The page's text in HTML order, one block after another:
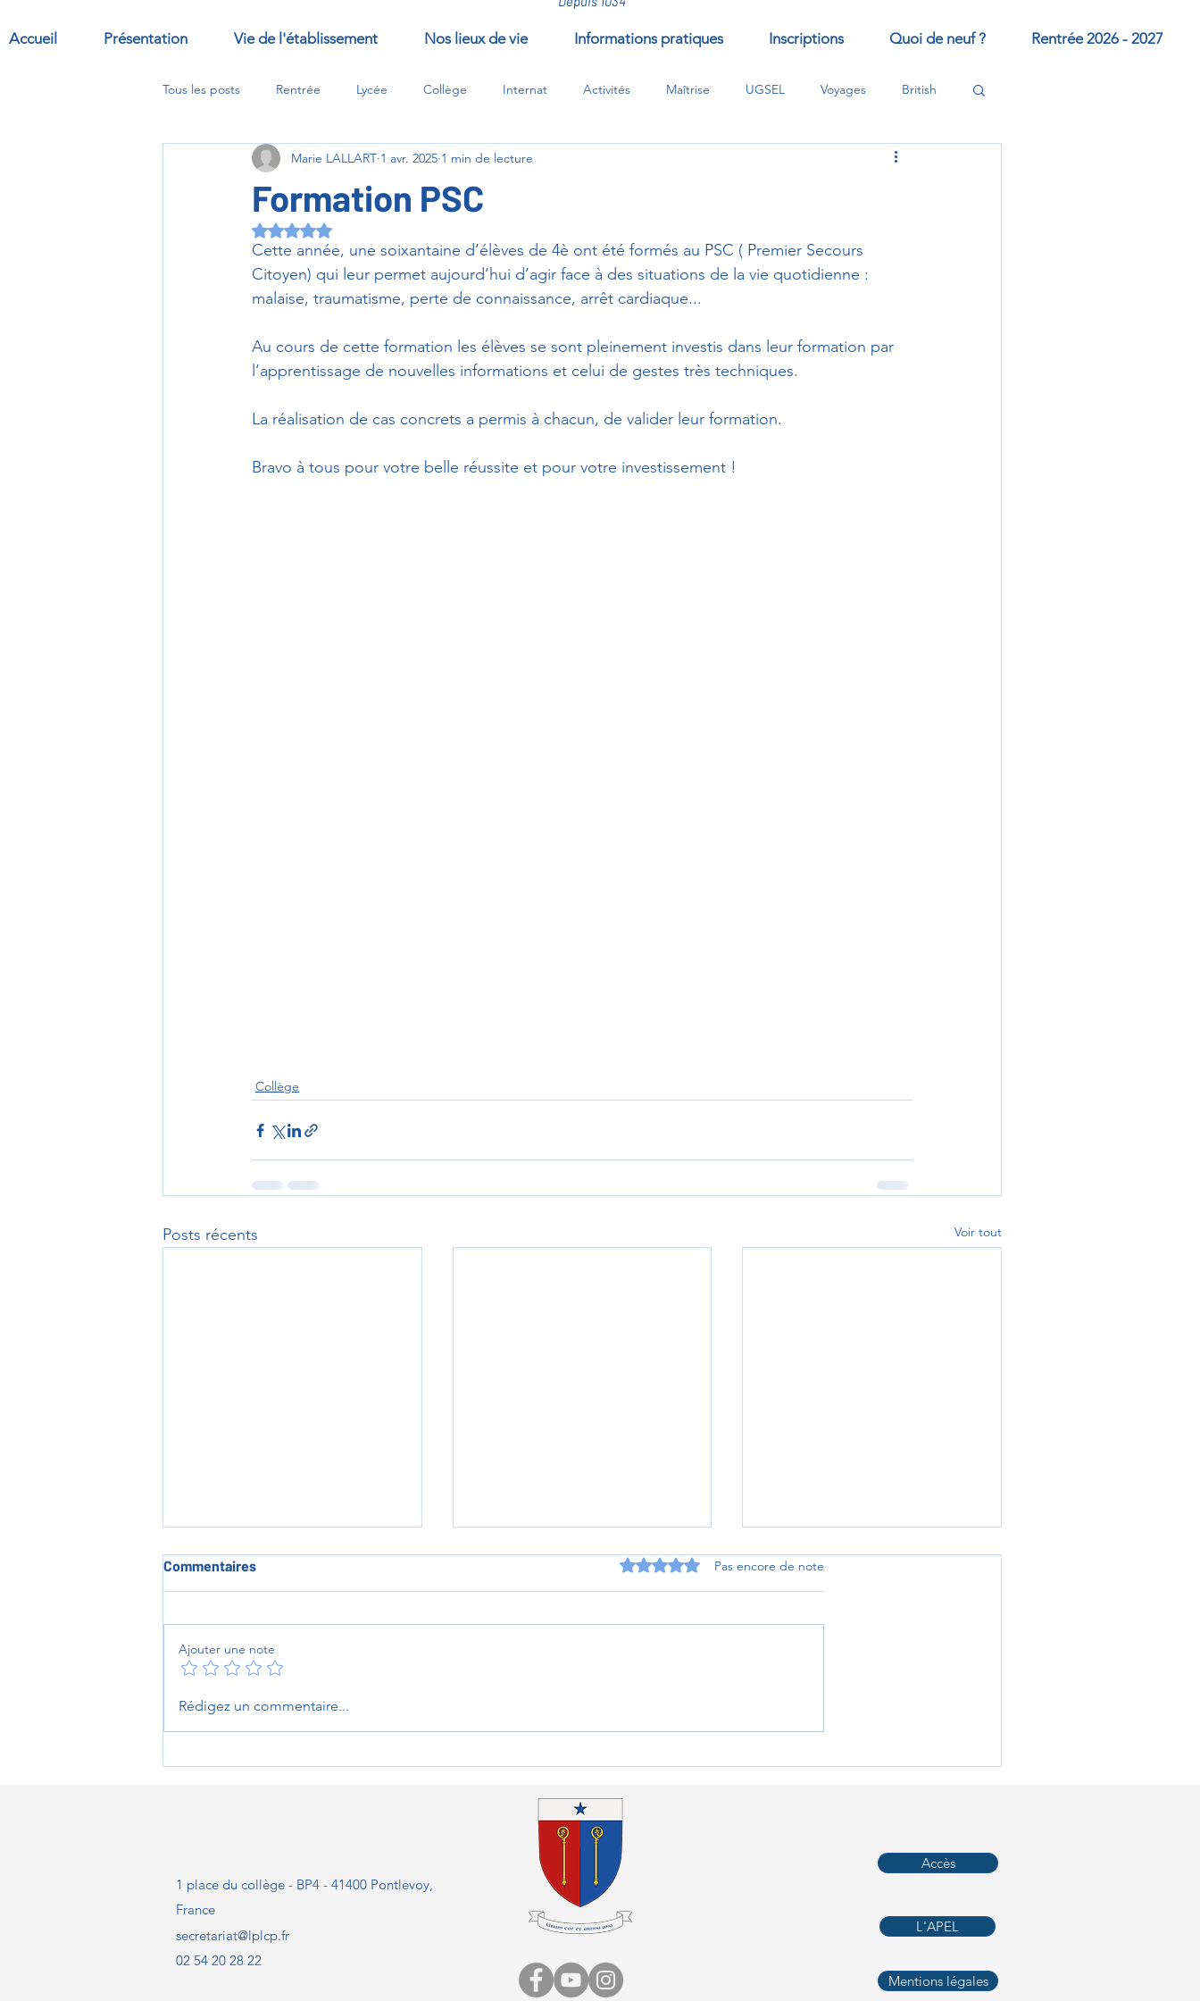
Accueil Présentation Vie de l'établissement Nos lieux de vie Informations pratiques Inscriptions Quoi de neuf ? Rentrée 2026 - 2027
Tous les posts Rentrée Lycée Collège Internat Activités Maîtrise UGSEL Voyages British
Abbaye options/compléments/EPI
Formation PSC
Marie LALLART 1 avr. 2025 1 min de lecture
Noté NaN étoiles sur 5.
Cette année, une soixantaine d’élèves de 4è ont été formés au PSC ( Premier Secours
Citoyen) qui leur permet aujourd’hui d’agir face à des situations de la vie quotidienne :
malaise, traumatisme, perte de connaissance, arrêt cardiaque...
Au cours de cette formation les élèves se sont pleinement investis dans leur formation par
l’apprentissage de nouvelles informations et celui de gestes très techniques.
La réalisation de cas concrets a permis à chacun, de valider leur formation.
Bravo à tous pour votre belle réussite et pour votre investissement !
Collège
Posts récents Voir tout
L'heure des au revoirs au
Kenya
Commentaires Noté 0 étoile sur 5.Pas encore de note
Ajouter une note
Rédigez un commentaire...
1 place du collège - BP4 - 41400 Pontlevoy,
France
secretariat@lplcp.fr
02 54 20 28 22
Accès
L'APEL
Mentions légales